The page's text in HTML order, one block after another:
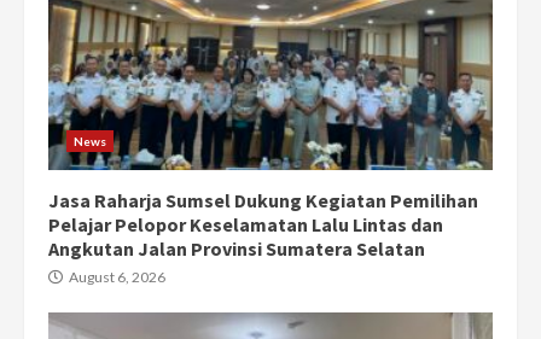
News
Jasa Raharja Sumsel Dukung Kegiatan Pemilihan
Pelajar Pelopor Keselamatan Lalu Lintas dan
Angkutan Jalan Provinsi Sumatera Selatan
August 6, 2026